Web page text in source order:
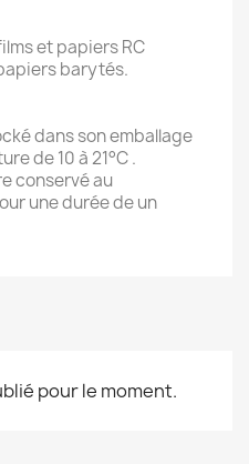
et papiers RC
barytés.
dans son emballage
de 10 à 21°C .
conservé au
une durée de un
pour le moment.